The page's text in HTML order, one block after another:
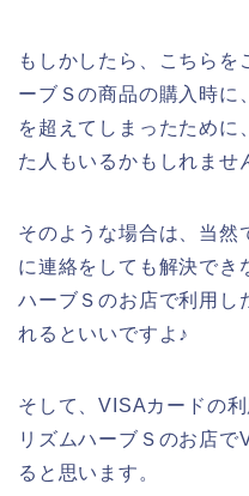
もしかしたら、こちらを
ーブＳの商品の購入時に
を超えてしまったために
た人もいるかもしれませ
そのような場合は、当然
に連絡をしても解決でき
ハーブＳのお店で利用し
れるといいですよ♪
そして、VISAカードの
リズムハーブＳのお店
ると思います。